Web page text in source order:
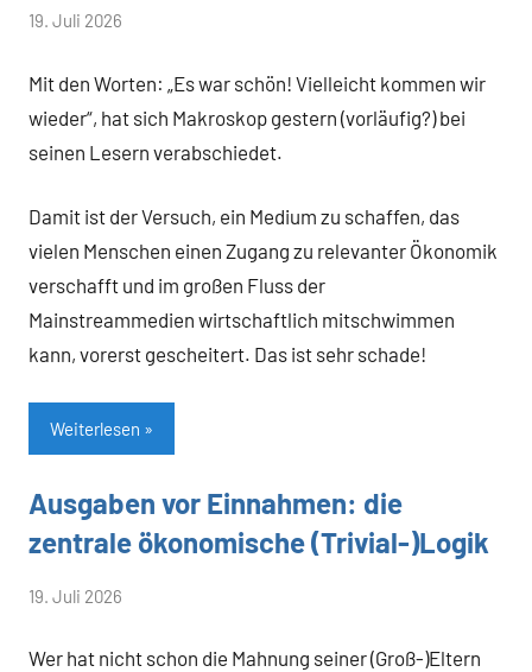
von
Flassbeck
19. Juli 2026
Mit den Worten: „Es war schön! Vielleicht kommen wir
wieder“, hat sich Makroskop gestern (vorläufig?) bei
seinen Lesern verabschiedet.
Damit ist der Versuch, ein Medium zu schaffen, das
vielen Menschen einen Zugang zu relevanter Ökonomik
verschafft und im großen Fluss der
Mainstreammedien wirtschaftlich mitschwimmen
kann, vorerst gescheitert. Das ist sehr schade!
Weiterlesen
Allgemein
Ausgaben vor Einnahmen: die
zentrale ökonomische (Trivial-)Logik
von
Flassbeck
19. Juli 2026
Wer hat nicht schon die Mahnung seiner (Groß-)Eltern